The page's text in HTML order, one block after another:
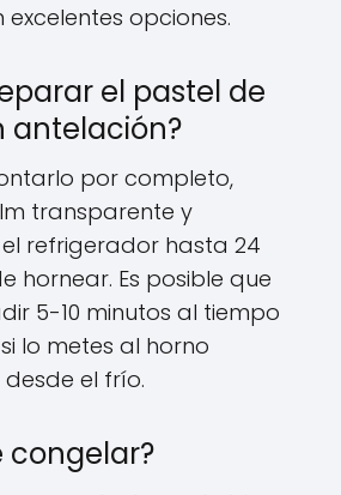
excelentes opciones.
el pastel de
antelación?
por completo,
transparente y
refrigerador hasta 24
hornear. Es posible que
5-10 minutos al tiempo
lo metes al horno
el frío.
congelar?